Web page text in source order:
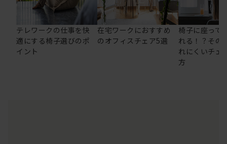
テレワークの仕事を快
適にする椅子選びのポ
イント
在宅ワークにおすすめ
のオフィスチェア5選
椅子に座って
れる！？その
れにくいチェ
方